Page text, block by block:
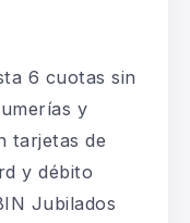
6 cuotas sin
y
tarjetas de
y débito
Jubilados